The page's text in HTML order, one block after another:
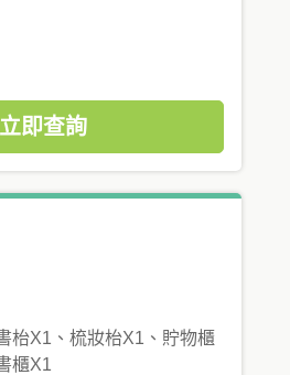
立即查詢
枱X1、梳妝枱X1、貯物櫃
櫃X1